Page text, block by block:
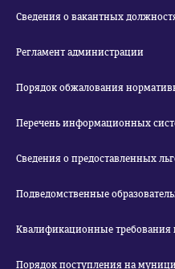
Сведения о вакантных
Регламент администрации
Порядок обжалования
Перечень информационных
Сведения о предоставленных
Подведомственные
Квалификационные требования
Порядок поступления на